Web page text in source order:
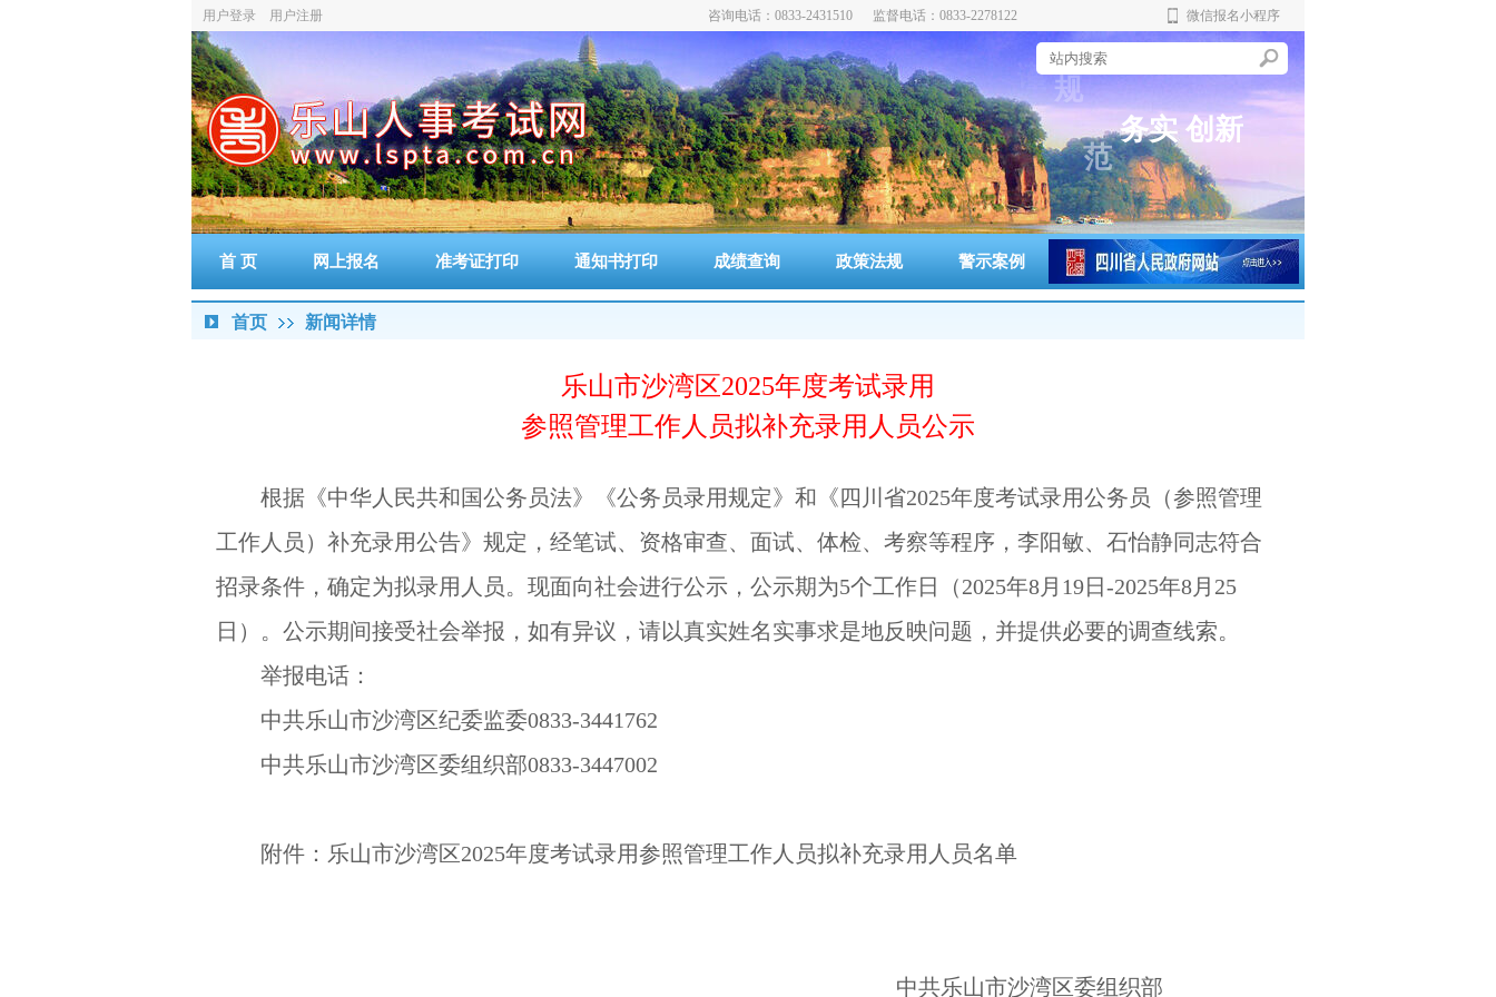
用户登录 用户注册 咨询电话：0833-2431510 监督电话：0833-2278122 微信报名小程序
严
谨 规
范 务
实
创 新
首 页 网上报名 准考证打印 通知书打印 成绩查询 政策法规 警示案例
首页 新闻详情
乐山市沙湾区2025年度考试录用
参照管理工作人员拟补充录用人员公示
根据《中华人民共和国公务员法》《公务员录用规定》和《四川省2025年度考试录用公务员（参照管理
工作人员）补充录用公告》规定，经笔试、资格审查、面试、体检、考察等程序，李阳敏、石怡静同志符合
招录条件，确定为拟录用人员。现面向社会进行公示，公示期为5个工作日（2025年8月19日-2025年8月25
日）。公示期间接受社会举报，如有异议，请以真实姓名实事求是地反映问题，并提供必要的调查线索。
举报电话：
中共乐山市沙湾区纪委监委0833-3441762
中共乐山市沙湾区委组织部0833-3447002
附件：乐山市沙湾区2025年度考试录用参照管理工作人员拟补充录用人员名单
中共乐山市沙湾区委组织部